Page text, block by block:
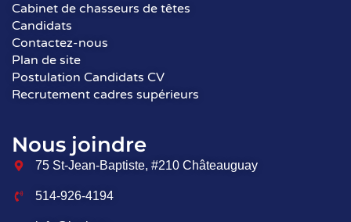
Cabinet de chasseurs de têtes
Candidats
Contactez-nous
Plan de site
Postulation Candidats CV
Recrutement cadres supérieurs
Nous joindre
75 St-Jean-Baptiste, #210 Châteauguay
514-926-4194